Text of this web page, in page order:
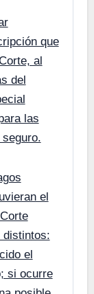
que
al
del
las
el
distintos:
el
si ocurre